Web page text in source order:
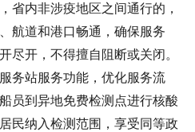
省内非涉疫地区之间通行的，
航道和港口畅通，确保服务
尽开，不得擅自阻断或关闭。
务站服务功能，优化服务流
员到异地免费检测点进行核酸
民纳入检测范围，享受同等政